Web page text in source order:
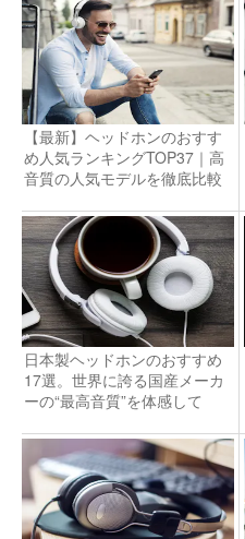
【最新】ヘッドホンのおすす
め人気ランキングTOP37｜高
音質の人気モデルを徹底比較
日本製ヘッドホンのおすすめ
17選。世界に誇る国産メーカ
ーの“最高音質”を体感して